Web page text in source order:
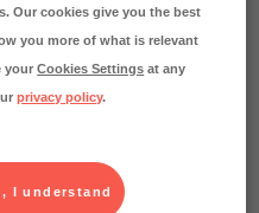
Our cookies give you the best
you more of what is relevant
yourCookies Settings at any
privacy policy.
I understand